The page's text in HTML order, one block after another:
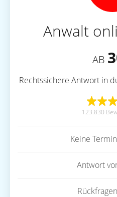
Anwalt
AB
Rechtssichere Antwort in
123.830
Keine
Antwort